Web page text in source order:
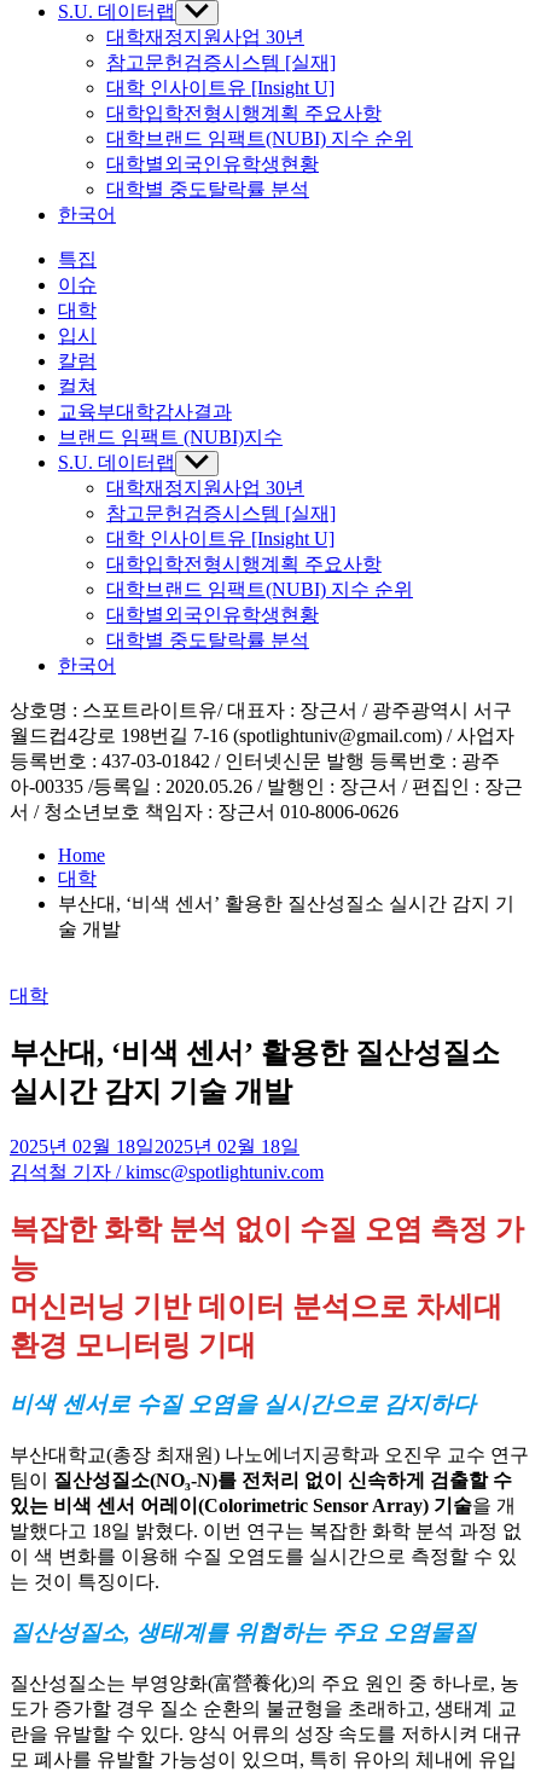
S.U. 데이터랩
Show
sub
menu
대학재정지원사업 30년
참고문헌검증시스템 [실재]
대학 인사이트유 [Insight U]
대학입학전형시행계획 주요사항
대학브랜드 임팩트(NUBI) 지수 순위
대학별외국인유학생현황
대학별 중도탈락률 분석
한국어
특집
이슈
대학
입시
칼럼
컬쳐
교육부대학감사결과
브랜드 임팩트 (NUBI)지수
S.U. 데이터랩
Show
sub
menu
대학재정지원사업 30년
참고문헌검증시스템 [실재]
대학 인사이트유 [Insight U]
대학입학전형시행계획 주요사항
대학브랜드 임팩트(NUBI) 지수 순위
대학별외국인유학생현황
대학별 중도탈락률 분석
한국어
상호명 : 스포트라이트유/ 대표자 : 장근서 / 광주광역시 서구
월드컵4강로 198번길 7-16 (spotlightuniv@gmail.com) / 사업자
등록번호 : 437-03-01842 / 인터넷신문 발행 등록번호 : 광주
아-00335 /등록일 : 2020.05.26 / 발행인 : 장근서 / 편집인 : 장근
서 / 청소년보호 책임자 : 장근서 010-8006-0626
Home
대학
부산대, ‘비색 센서’ 활용한 질산성질소 실시간 감지 기
술 개발
Posted
대학
부산대, ‘비색 센서’ 활용한 질산성질소
실시간 감지 기술 개발
2025년 02월 18일2025년 02월 18일
김석철 기자 / kimsc@spotlightuniv.com
복잡한 화학 분석 없이 수질 오염 측정 가
능
머신러닝 기반 데이터 분석으로 차세대
환경 모니터링 기대
비색 센서로 수질 오염을 실시간으로 감지하다
부산대학교(총장 최재원) 나노에너지공학과 오진우 교수 연구
팀이 질산성질소(NO₃-N)를 전처리 없이 신속하게 검출할 수
있는 비색 센서 어레이(Colorimetric Sensor Array) 기술을 개
발했다고 18일 밝혔다. 이번 연구는 복잡한 화학 분석 과정 없
이 색 변화를 이용해 수질 오염도를 실시간으로 측정할 수 있
는 것이 특징이다.
질산성질소, 생태계를 위협하는 주요 오염물질
질산성질소는 부영양화(富營養化)의 주요 원인 중 하나로, 농
도가 증가할 경우 질소 순환의 불균형을 초래하고, 생태계 교
란을 유발할 수 있다. 양식 어류의 성장 속도를 저하시켜 대규
모 폐사를 유발할 가능성이 있으며, 특히 유아의 체내에 유입